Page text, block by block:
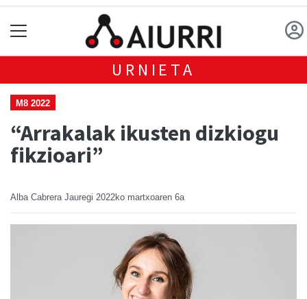
URNIETA
M8 2022
“Arrakalak ikusten dizkiogu
fikzioari”
Alba Cabrera Jauregi 2022ko martxoaren 6a